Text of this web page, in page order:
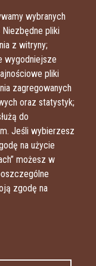
wybranych
pliki
z witryny;
wygodniejsze
pliki
zagregowanych
oraz statystyk;
do
Jeśli wybierzesz
na użycie
możesz w
zgodę na